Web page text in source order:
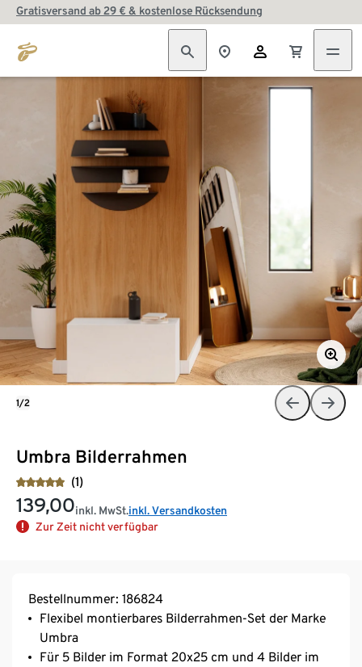
Gratisversand ab 29 € & kostenlose Rücksendung
Umbra Bilderrahmen
(1)
139,00inkl. MwSt.inkl. Versandkosten
Zur Zeit nicht verfügbar
1/2
Bestellnummer: 186824
Flexibel montierbares Bilderrahmen-Set der Marke
Umbra
Für 5 Bilder im Format 20x25 cm und 4 Bilder im